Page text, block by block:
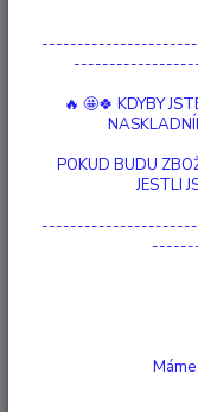
velikost:
Hlídat cenu / dostupnost
Stojan
🔥 🤩🍀 KDYBY
POKUD BUDU
JESTLI